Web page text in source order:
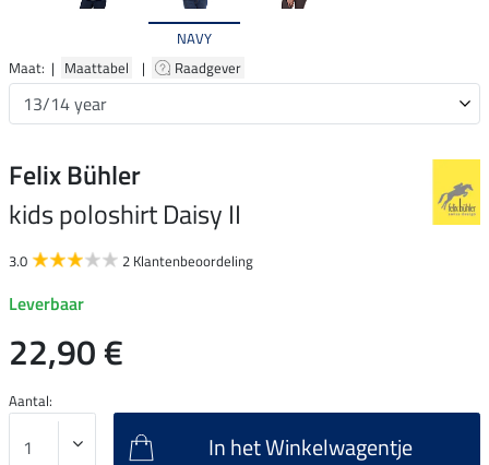
NAVY
Maat: | Maattabel | Raadgever
Felix Bühler
kids poloshirt Daisy II
3.0 2 Klantenbeoordeling
Leverbaar
22,90 €
Aantal:
In het Winkelwagentje